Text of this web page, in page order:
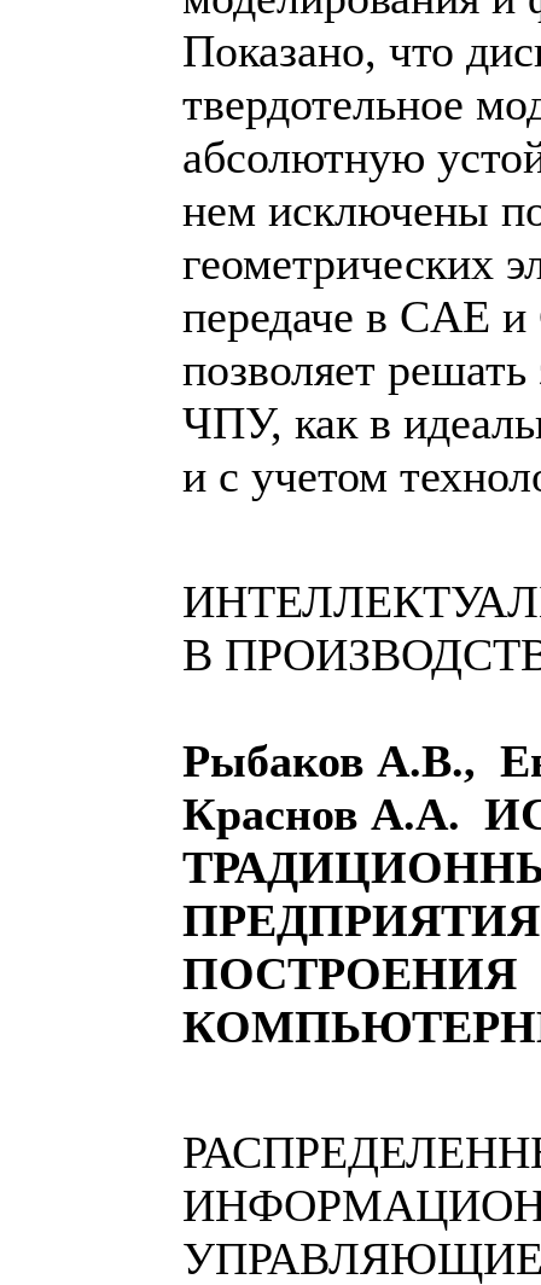
Показано, что
твердотельное
абсолютную
нем исключены
геометрических
передаче в CAE
позволяет
ЧПУ, как в
и с учетом
В
Рыбаков А.В.,
Краснов А.А.
ПОСТРОЕНИЯ